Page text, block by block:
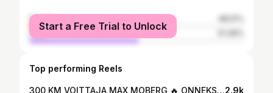
female
male
Start a Free Trial to Unlock
Top performing Reels
300 KM VOITTAJA MAX MOBERG 🔥 ONNEKSI OLKOON! 🙌🏻😎 Max distance • Max wilderness • Max difficult • Max Moberg 🔥🔥 #polkujuoksu #trailrunning #nutsylläspallas #3002.9k